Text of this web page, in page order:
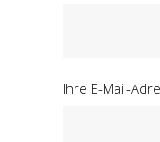
Ihre E-Mail-